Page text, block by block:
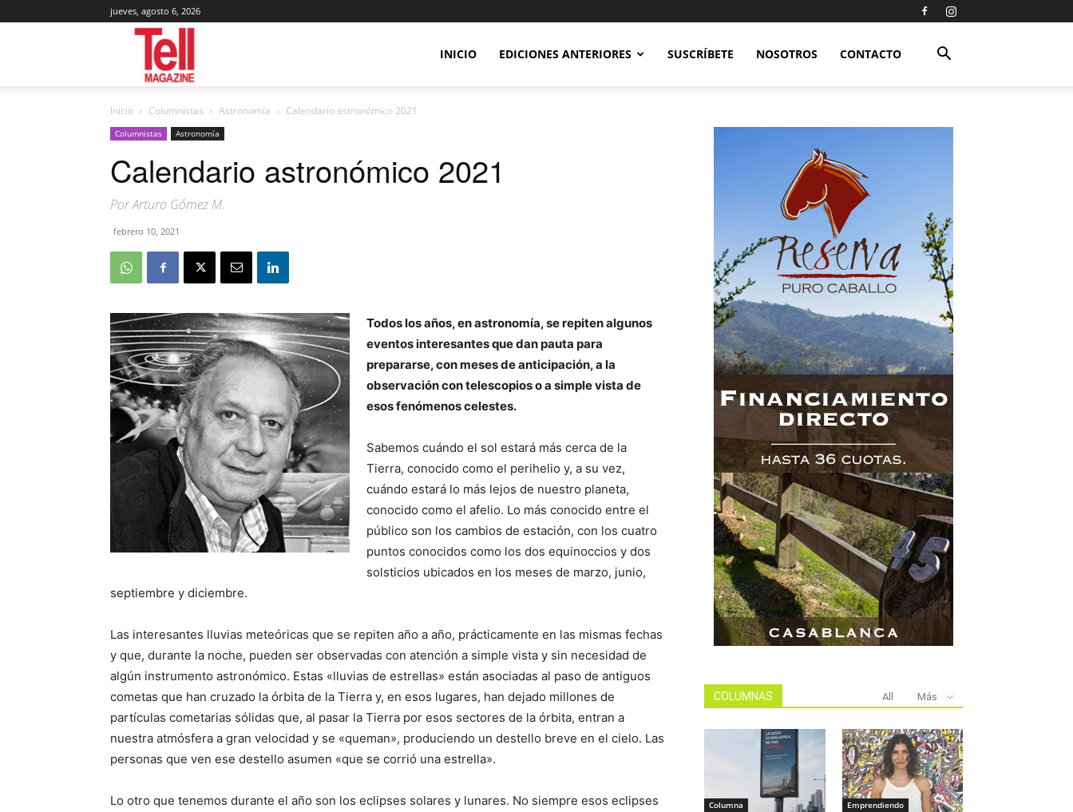
jueves, agosto 6, 2026
Magazine
INICIO EDICIONES ANTERIORES SUSCRÍBETE NOSOTROS CONTACTO
Inicio Columnistas Astronomía Calendario astronómico 2021
Columnistas Astronomía
Calendario astronómico 2021
Por Arturo Gómez M.
febrero 10, 2021
Todos los años, en astronomía, se repiten algunos
eventos interesantes que dan pauta para
prepararse, con meses de anticipación, a la
observación con telescopios o a simple vista de
esos fenómenos celestes.
Sabemos cuándo el sol estará más cerca de la
Tierra, conocido como el perihelio y, a su vez,
cuándo estará lo más lejos de nuestro planeta,
conocido como el afelio. Lo más conocido entre el
público son los cambios de estación, con los cuatro
puntos conocidos como los dos equinoccios y dos
solsticios ubicados en los meses de marzo, junio,
septiembre y diciembre.
Las interesantes lluvias meteóricas que se repiten año a año, prácticamente en las mismas fechas
y que, durante la noche, pueden ser observadas con atención a simple vista y sin necesidad de
algún instrumento astronómico. Estas «lluvias de estrellas» están asociadas al paso de antiguos
cometas que han cruzado la órbita de la Tierra y, en esos lugares, han dejado millones de
partículas cometarias sólidas que, al pasar la Tierra por esos sectores de la órbita, entran a
nuestra atmósfera a gran velocidad y se «queman», produciendo un destello breve en el cielo. Las
personas que ven ese destello asumen «que se corrió una estrella».
Lo otro que tenemos durante el año son los eclipses solares y lunares. No siempre esos eclipses
COLUMNAS All Más
Columna Emprendiendo